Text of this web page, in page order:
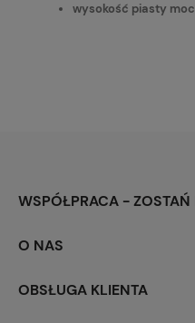
wysokość piasty
WSPÓŁPRACA - ZOSTAŃ
O NAS
OBSŁUGA KLIENTA